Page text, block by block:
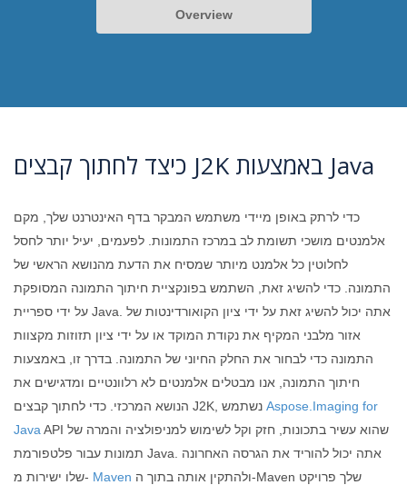
Overview
כיצד לחתוך קבצים J2K באמצעות Java
כדי לרתק באופן מיידי משתמש המבקר בדף האינטרנט שלך, מקם
אלמנטים מושכי תשומת לב במרכז התמונות. לפעמים, יעיל יותר לחסל
לחלוטין כל אלמנט מיותר שמסיח את הדעת מהנושא הראשי של
התמונה. כדי להשיג זאת, השתמש בפונקציית חיתוך התמונה המסופקת
על ידי ספריית Java. אתה יכול להשיג זאת על ידי ציון הקואורדינטות של
אזור מלבני המקיף את נקודת המוקד או על ידי ציון תזוזות מקצוות
התמונה כדי לבחור את החלק החיוני של התמונה. בדרך זו, באמצעות
חיתוך התמונה, אנו מבטלים אלמנטים לא רלוונטיים ומדגישים את
Aspose.Imaging for
Java API שהוא עשיר בתכונות, חזק וקל לשימוש למניפולציה והמרה של
תמונות עבור פלטפורמת Java. אתה יכול להוריד את הגרסה האחרונה
שלו ישירות מ- Maven